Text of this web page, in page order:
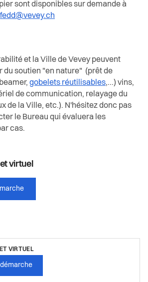
sont disponibles sur demande à
fedd@vevey.ch
et la Ville de Vevey peuvent
du soutien "en nature" (prêt de
gobelets réutilisables,...) vins,
de communication, relayage du
de la Ville, etc.). N'hésitez donc pas
le Bureau qui évaluera les
cas.
virtuel
VIRTUEL